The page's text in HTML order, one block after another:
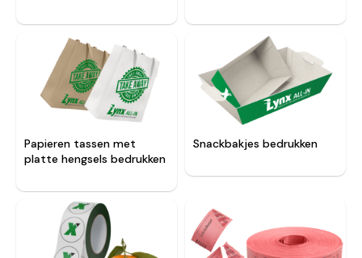
Papieren tassen met
platte hengsels bedrukken
Snackbakjes bedrukken